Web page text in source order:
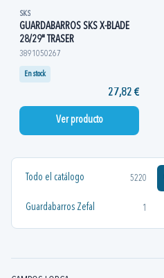
Todo el catálogo 5220
Guardabarros Zefal 1
SKS
GUARDABARROS SKS X-BLADE
28/29" TRASER
3891050267
En stock
27,82 €
Ver producto